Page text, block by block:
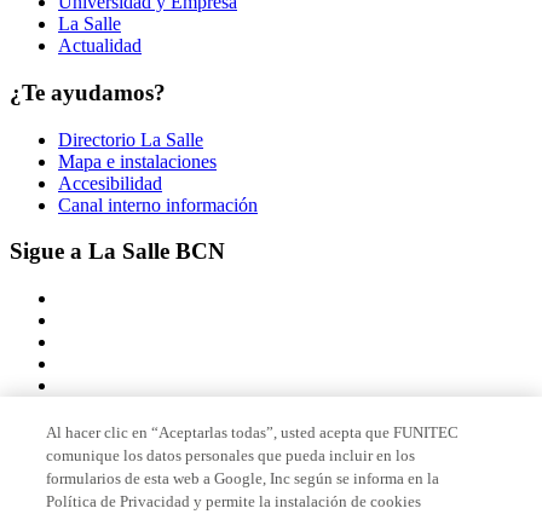
La Salle
Actualidad
¿Te ayudamos?
Directorio La Salle
Mapa e instalaciones
Accesibilidad
Canal interno información
Sigue a La Salle BCN
Miembro de
Al hacer clic en “Aceptarlas todas”, usted acepta que FUNITEC
comunique los datos personales que pueda incluir en los
formularios de esta web a Google, Inc según se informa en la
Política de Privacidad y permite la instalación de cookies